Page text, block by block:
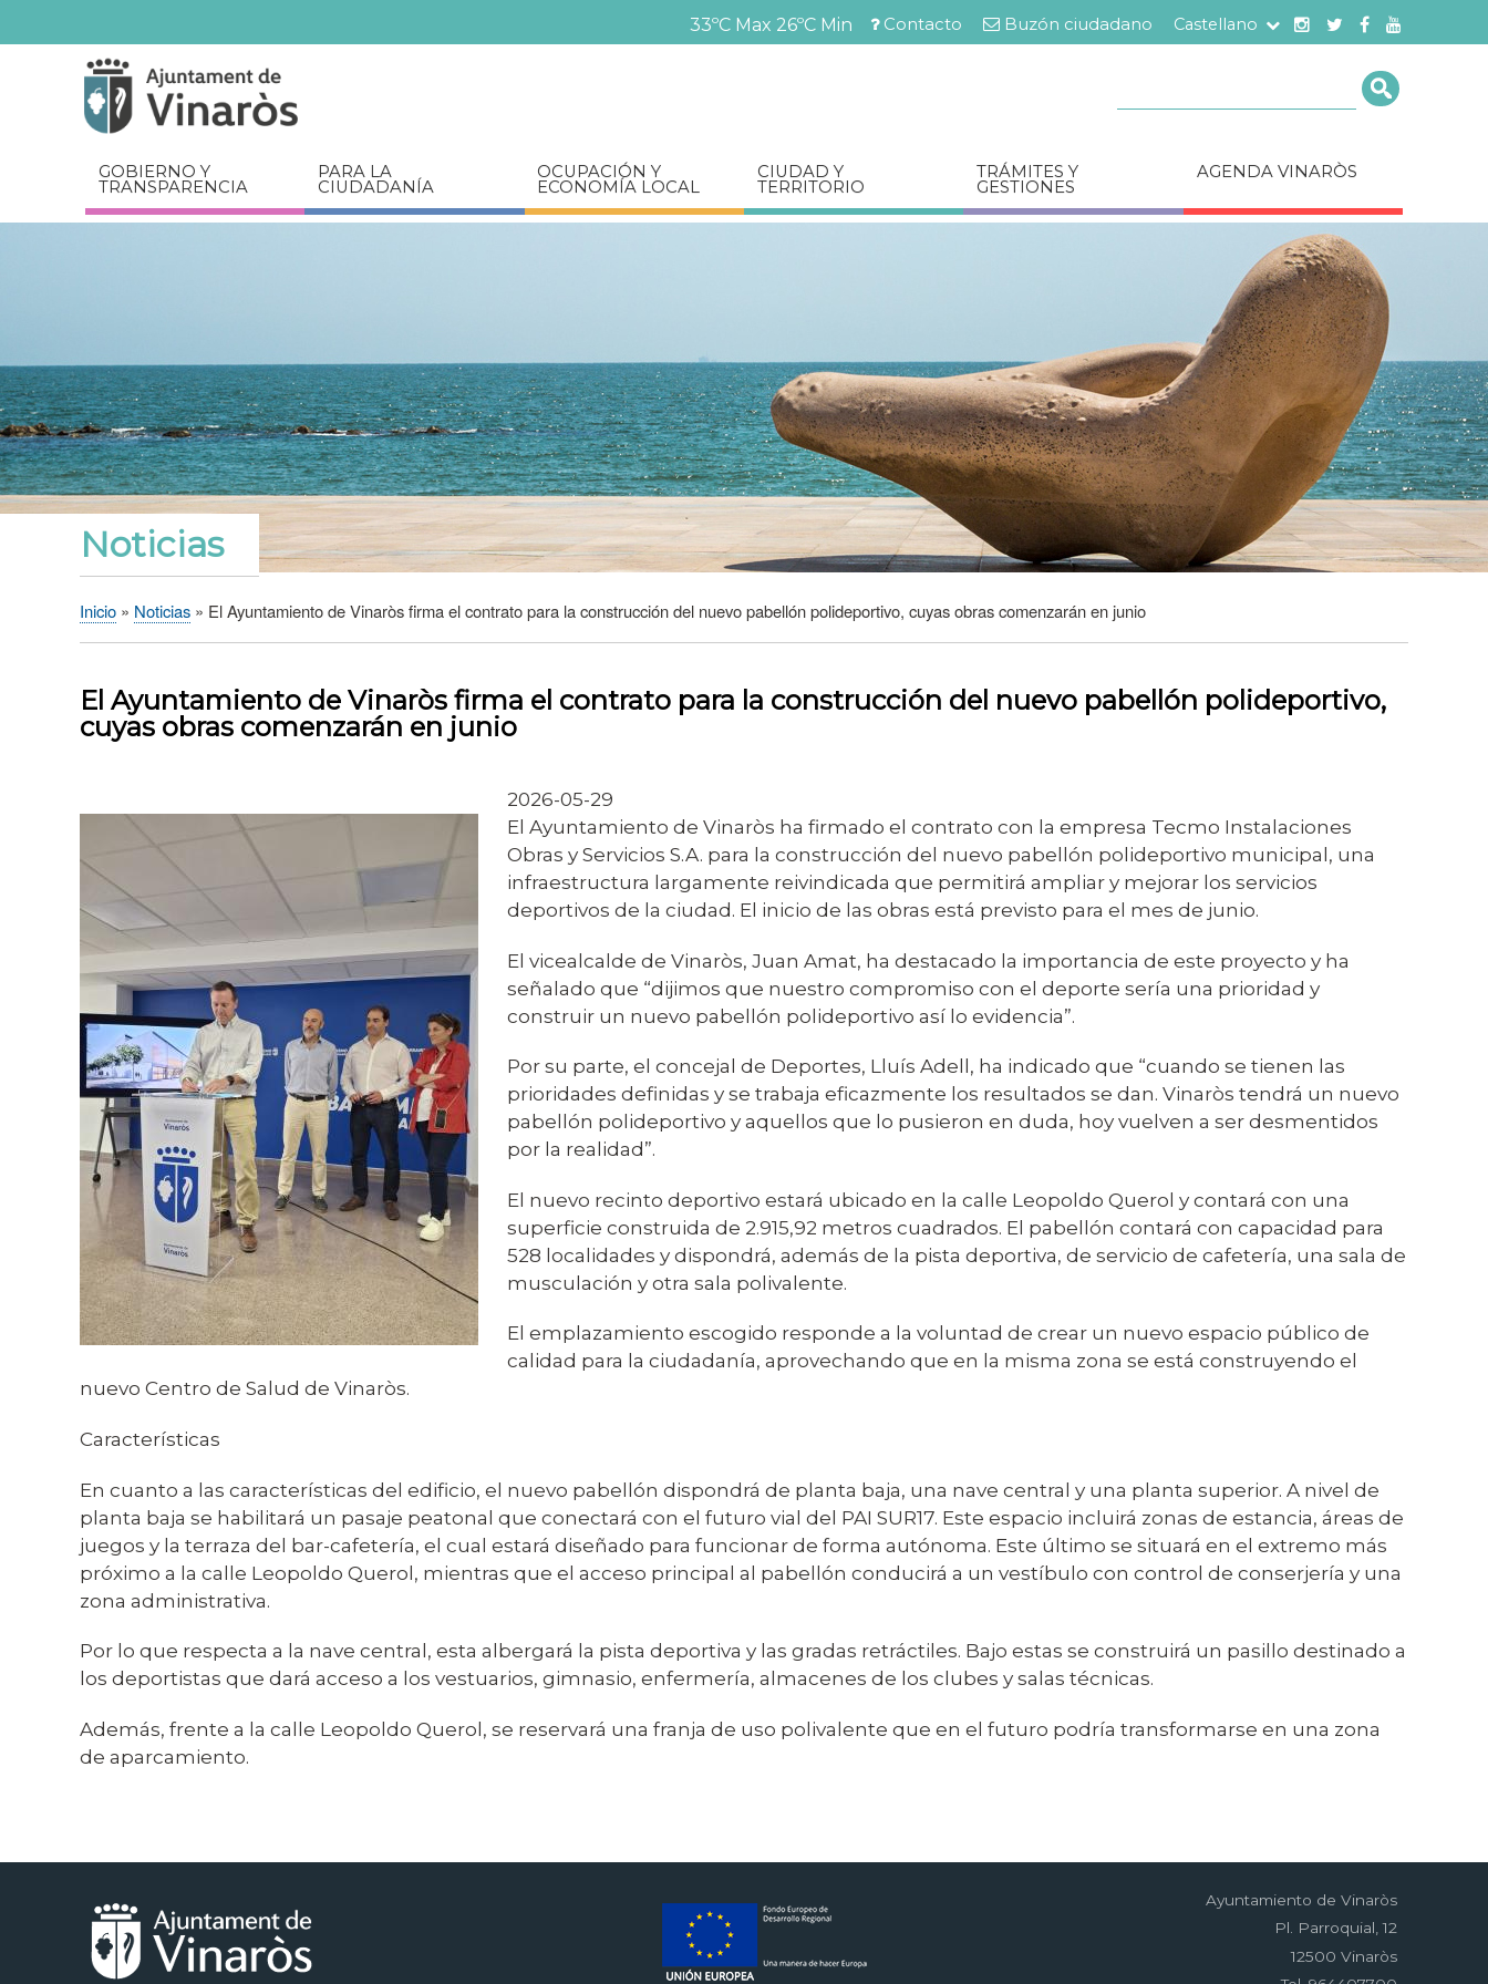
Pasar
al
relacionados
Menú
Contacto Buzón ciudadano Castellano
33ºC Max 26ºC Min
GOBIERNO Y
TRANSPARENCIA
PARA LA
CIUDADANÍA
OCUPACIÓN Y
ECONOMÍA LOCAL
CIUDAD Y
TERRITORIO
TRÁMITES Y
GESTIONES
AGENDA VINARÒS
Noticias
Sobrescribir
de
ayuda
a
Inicio Noticias El Ayuntamiento de Vinaròs firma el contrato para la construcción del nuevo pabellón polideportivo, cuyas obras comenzarán en junio
El Ayuntamiento de Vinaròs firma el contrato para la construcción del nuevo pabellón polideportivo,
cuyas obras comenzarán en junio
2026-05-29
El Ayuntamiento de Vinaròs ha firmado el contrato con la empresa Tecmo Instalaciones
Obras y Servicios S.A. para la construcción del nuevo pabellón polideportivo municipal, una
infraestructura largamente reivindicada que permitirá ampliar y mejorar los servicios
deportivos de la ciudad. El inicio de las obras está previsto para el mes de junio.
El vicealcalde de Vinaròs, Juan Amat, ha destacado la importancia de este proyecto y ha
señalado que “dijimos que nuestro compromiso con el deporte sería una prioridad y
construir un nuevo pabellón polideportivo así lo evidencia”.
Por su parte, el concejal de Deportes, Lluís Adell, ha indicado que “cuando se tienen las
prioridades definidas y se trabaja eficazmente los resultados se dan. Vinaròs tendrá un nuevo
pabellón polideportivo y aquellos que lo pusieron en duda, hoy vuelven a ser desmentidos
por la realidad”.
El nuevo recinto deportivo estará ubicado en la calle Leopoldo Querol y contará con una
superficie construida de 2.915,92 metros cuadrados. El pabellón contará con capacidad para
528 localidades y dispondrá, además de la pista deportiva, de servicio de cafetería, una sala de
musculación y otra sala polivalente.
El emplazamiento escogido responde a la voluntad de crear un nuevo espacio público de
calidad para la ciudadanía, aprovechando que en la misma zona se está construyendo el
nuevo Centro de Salud de Vinaròs.
Características
En cuanto a las características del edificio, el nuevo pabellón dispondrá de planta baja, una nave central y una planta superior. A nivel de
planta baja se habilitará un pasaje peatonal que conectará con el futuro vial del PAI SUR17. Este espacio incluirá zonas de estancia, áreas de
juegos y la terraza del bar-cafetería, el cual estará diseñado para funcionar de forma autónoma. Este último se situará en el extremo más
próximo a la calle Leopoldo Querol, mientras que el acceso principal al pabellón conducirá a un vestíbulo con control de conserjería y una
zona administrativa.
Por lo que respecta a la nave central, esta albergará la pista deportiva y las gradas retráctiles. Bajo estas se construirá un pasillo destinado a
los deportistas que dará acceso a los vestuarios, gimnasio, enfermería, almacenes de los clubes y salas técnicas.
Además, frente a la calle Leopoldo Querol, se reservará una franja de uso polivalente que en el futuro podría transformarse en una zona
de aparcamiento.
Ayuntamiento de Vinaròs
Pl. Parroquial, 12
12500 Vinaròs